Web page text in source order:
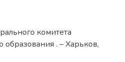
комитета
образования . – Харьков,